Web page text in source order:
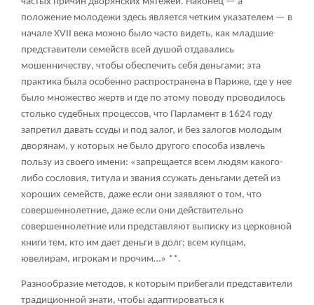
положение молодежи здесь является четким указателем — в
начале XVII века можно было часто видеть, как младшие
представители семейств всей душой отдавались
мошенничеству, чтобы обеспечить себя деньгами; эта
практика была особенно распространена в Париже, где у нее
было множество жертв и где по этому поводу проводилось
столько судебных процессов, что Парламент в 1624 году
запретил давать ссуды и под залог, и без залогов молодым
дворянам, у которых не было другого способа извлечь
пользу из своего имени: «запрещается всем людям какого-
либо сословия, титула и звания ссужать деньгами детей из
хороших семейств, даже если они заявляют о том, что
совершеннолетние, даже если они действительно
совершеннолетние или представляют выписку из церковной
книги тем, кто им дает деньги в долг; всем купцам,
ювелирам, игрокам и прочим…» **.
Разнообразие методов, к которым прибегали представители
традиционной знати, чтобы адаптироваться к